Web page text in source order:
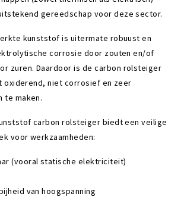
gereedschap voor deze sector.
kunststof is uitermate robuust en
corrosie door zouten en/of
zuren. Daardoor is de carbon rolsteiger
oxiderend, niet corrosief en zeer
te maken.
carbon rolsteiger biedt een veilige
voor werkzaamheden:
(vooral statische elektriciteit)
van hoogspanning